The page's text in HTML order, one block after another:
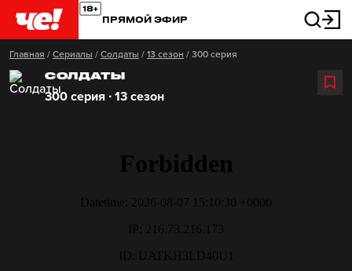
ПРЯМОЙ ЭФИР
Главная / Сериалы / Солдаты / 13 сезон / 300 серия
СОЛДАТЫ
300 серия ∙ 13 сезон